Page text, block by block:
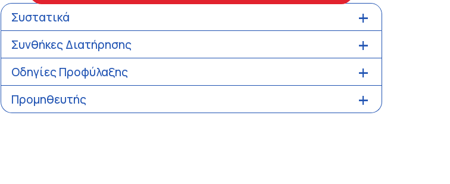
Συστατικά
Συνθήκες Διατήρησης
Οδηγίες Προφύλαξης
Προμηθευτής